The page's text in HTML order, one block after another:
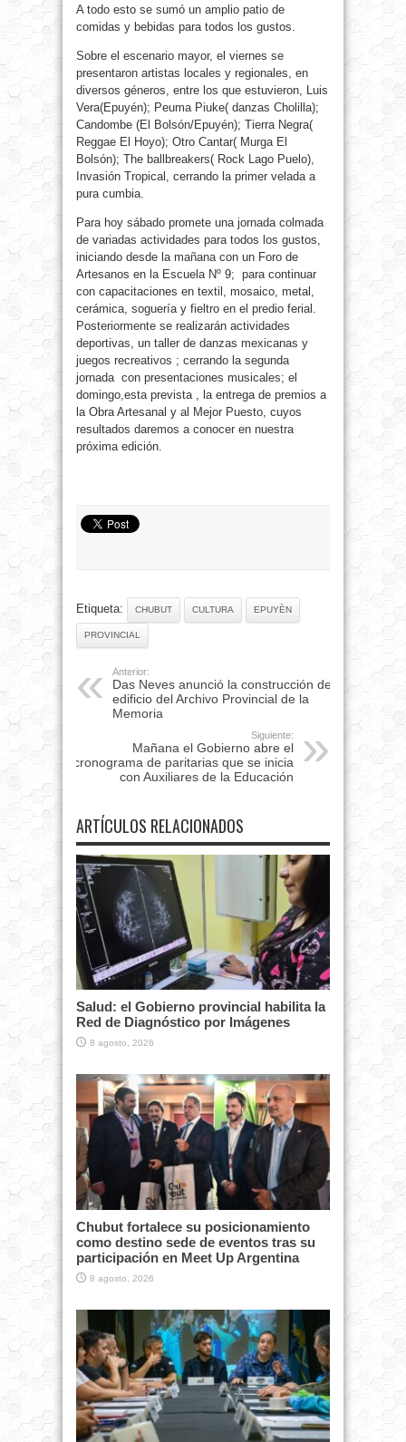
A todo esto se sumó un amplio patio de
comidas y bebidas para todos los gustos.
Sobre el escenario mayor, el viernes se
presentaron artistas locales y regionales, en
diversos géneros, entre los que estuvieron, Luis
Vera(Epuyén); Peuma Piuke( danzas Cholilla);
Candombe (El Bolsón/Epuyén); Tierra Negra(
Reggae El Hoyo); Otro Cantar( Murga El
Bolsón); The ballbreakers( Rock Lago Puelo),
Invasión Tropical, cerrando la primer velada a
pura cumbia.
Para hoy sábado promete una jornada colmada
de variadas actividades para todos los gustos,
iniciando desde la mañana con un Foro de
Artesanos en la Escuela Nº 9; para continuar
con capacitaciones en textil, mosaico, metal,
cerámica, soguería y fieltro en el predio ferial.
Posteriormente se realizarán actividades
deportivas, un taller de danzas mexicanas y
juegos recreativos ; cerrando la segunda
jornada con presentaciones musicales; el
domingo,esta prevista , la entrega de premios a
la Obra Artesanal y al Mejor Puesto, cuyos
resultados daremos a conocer en nuestra
próxima edición.
Etiqueta: CHUBUT CULTURA EPUYÈN
PROVINCIAL
Anterior:
Das Neves anunció la construcción del
edificio del Archivo Provincial de la
Memoria
Siguiente:
Mañana el Gobierno abre el
cronograma de paritarias que se inicia
con Auxiliares de la Educación
ARTÍCULOS RELACIONADOS
Salud: el Gobierno provincial habilita la
Red de Diagnóstico por Imágenes
8 agosto, 2026
Chubut fortalece su posicionamiento
como destino sede de eventos tras su
participación en Meet Up Argentina
8 agosto, 2026